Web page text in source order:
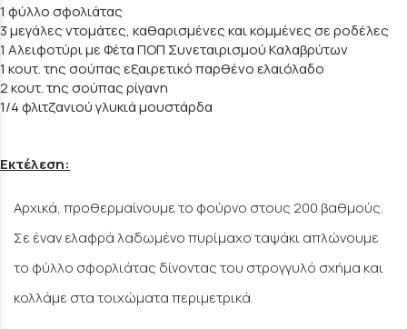
1 φύλλο σφολιάτας
3 μεγάλες ντομάτες, καθαρισμένες και κομμένες σε ροδέλες
1 Αλειφοτύρι με Φέτα ΠΟΠ Συνεταιρισμού Καλαβρύτων
1 κουτ. της σούπας εξαιρετικό παρθένο ελαιόλαδο
2 κουτ. της σούπας ρίγανη
1/4 φλιτζανιού γλυκιά μουστάρδα
Εκτέλεση:
Αρχικά, προθερμαίνουμε το φούρνο στους 200 βαθμούς.
Σε έναν ελαφρά λαδωμένο πυρίμαχο ταψάκι απλώνουμε
το φύλλο σφορλιάτας δίνοντας του στρογγυλό σχήμα και
κολλάμε στα τοιχώματα περιμετρικά.